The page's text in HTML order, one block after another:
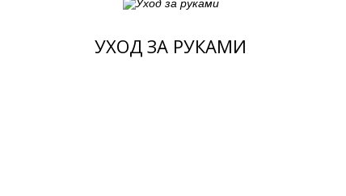
УХОД ЗА РУКАМИ